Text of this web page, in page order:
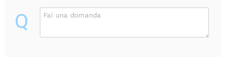
Q Fai una domanda